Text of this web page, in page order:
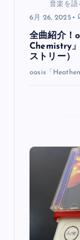
音楽を語
6月 26, 2025
全曲紹介！
Chemistry
ストリー）
oasis「